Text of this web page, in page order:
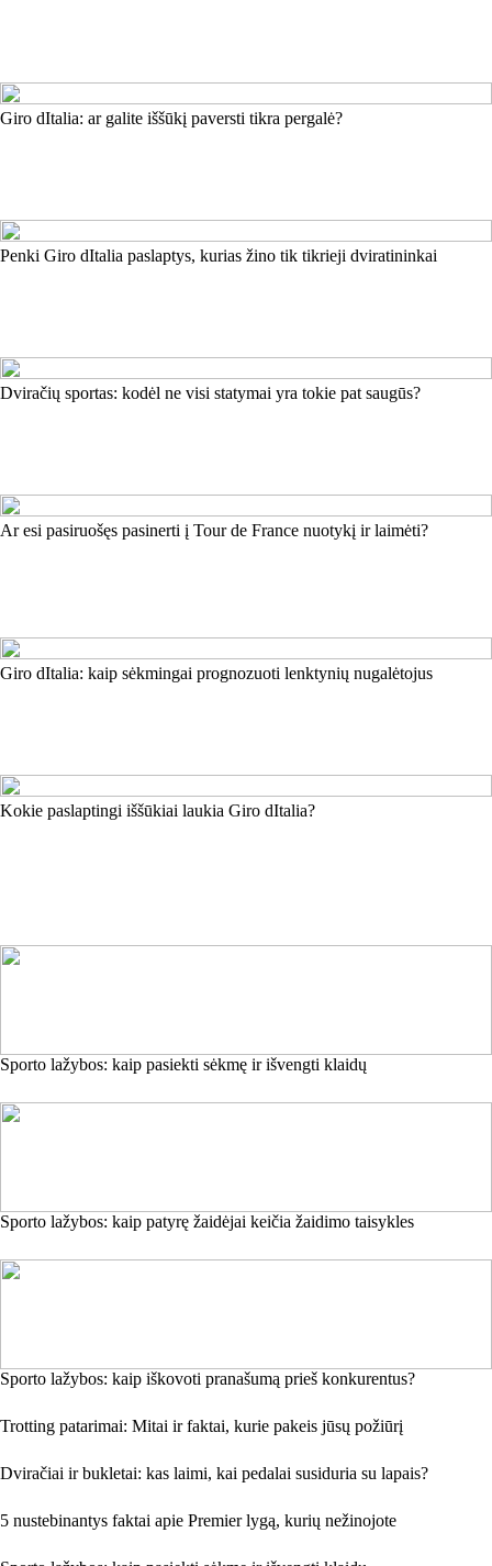
Giro dItalia: ar galite iššūkį paversti tikra pergalė?
Penki Giro dItalia paslaptys, kurias žino tik tikrieji dviratininkai
Dviračių sportas: kodėl ne visi statymai yra tokie pat saugūs?
Ar esi pasiruošęs pasinerti į Tour de France nuotykį ir laimėti?
Giro dItalia: kaip sėkmingai prognozuoti lenktynių nugalėtojus
Kokie paslaptingi iššūkiai laukia Giro dItalia?
Sporto lažybos: kaip pasiekti sėkmę ir išvengti klaidų
Sporto lažybos: kaip patyrę žaidėjai keičia žaidimo taisykles
Sporto lažybos: kaip iškovoti pranašumą prieš konkurentus?
Trotting patarimai: Mitai ir faktai, kurie pakeis jūsų požiūrį
Dviračiai ir bukletai: kas laimi, kai pedalai susiduria su lapais?
5 nustebinantys faktai apie Premier lygą, kurių nežinojote